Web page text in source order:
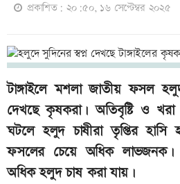
প্রকাশিত: ২০:৫০, ১৬ সেপ্টেম্বর ২০২৫
টাঙ্গাইলে মশলা জাতীয় ফসল
দেখছে কৃষকরা। অতিবৃষ্টি ও খরা
ঘটলে হলুদ চাষীরা তৃপ্তির
ফসলের চেয়ে অধিক
অধিক হলুদ চাষ করা যায়।